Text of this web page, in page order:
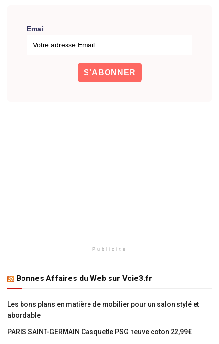
Email
Publicité
Bonnes Affaires du Web sur Voie3.fr
Les bons plans en matière de mobilier pour un salon stylé et
abordable
PARIS SAINT-GERMAIN Casquette PSG neuve coton 22,99€